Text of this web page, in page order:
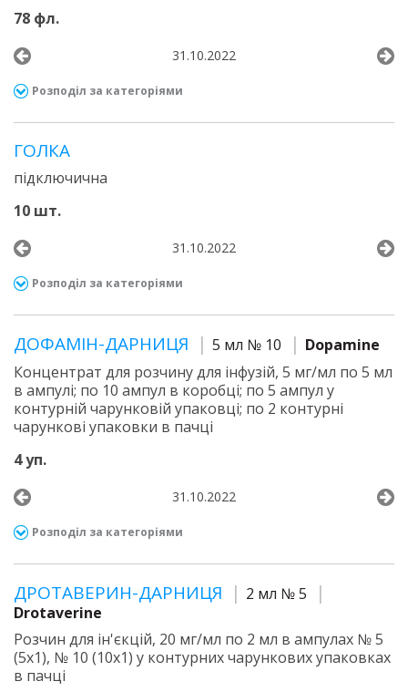
78 фл.
31.10.2022
Розподіл за категоріями
ГОЛКА
підключична
10 шт.
31.10.2022
Розподіл за категоріями
ДОФАМІН-ДАРНИЦЯ 5 мл № 10
Dopamine
Концентрат для розчину для інфузій, 5 мг/мл по 5 мл
в ампулі; по 10 ампул в коробці; по 5 ампул у
контурній чарунковій упаковці; по 2 контурні
чарункові упаковки в пачці
4 уп.
31.10.2022
Розподіл за категоріями
ДРОТАВЕРИН-ДАРНИЦЯ
2 мл № 5
Drotaverine
Розчин для ін'єкцій, 20 мг/мл по 2 мл в ампулах № 5
(5х1), № 10 (10х1) у контурних чарункових упаковках
в пачці